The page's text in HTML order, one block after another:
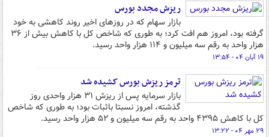
ریزش مجدد بورس
بازار سهام که در روزهای اخیر روند کاهشی به خود
گرفته بود، امروز هم افت کرد؛ به طوری که شاخص کل با کاهش بیش از ۳۶
هزار واحد به رقم سه میلیون و ۱۱۴ هزار واحد رسید.
۱۹ آبان ۰۴ - ۱۳:۵۴
ترمز ریزش بورس کشیده شد
بازار سرمایه پس از ریزش ۳۱ هزار واحدی روز
گذشته، امروز نسبتا باثبات بود؛ به طوری که شاخص
کل با کاهش ۴۳۹۵ واحد به رقم سه میلیون و ۵۲ هزار واحد رسید.
۲۹ مهر ۰۴ - ۱۳:۲۲